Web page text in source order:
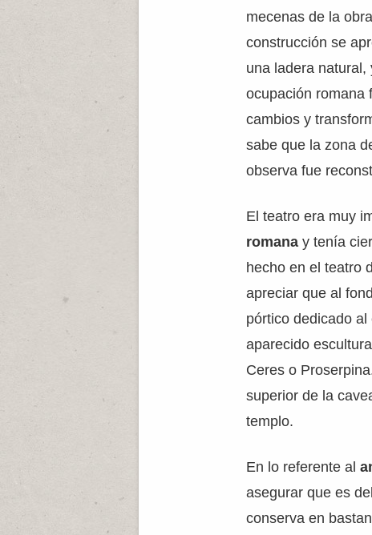
mecenas de la
construcción se
una ladera natural,
ocupación romana
cambios y
sabe que la zona
observa fue
El teatro era muy
romana y tenía
hecho en el teatro
apreciar que al
pórtico dedicado
aparecido
Ceres o
superior de la
templo.
En lo referente al
asegurar que es
conserva en